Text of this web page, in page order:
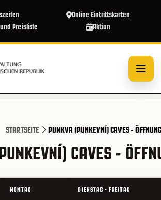
Online Eintrittskarten
Preisliste
Aktion
STARTSEITE PUNKVA (PUNKEVNÍ) CAVES -
CAVES -
MONTAG DIENSTAG - FREITAG